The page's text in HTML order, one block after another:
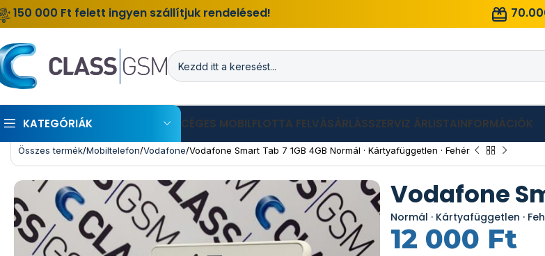
150 000 Ft felett ingyen szállítjuk rendelésed!
KATEGÓRIÁK CÉGES MOBILFLOTTA FELVÁSÁRLÁSSZERVIZ ÁRLISTAINFORMÁCIÓK
Összes termék Mobiltelefon Vodafone Vodafone Smart Tab 7 1GB 4GB Normál · Kártyafüggetlen · Fehér
Vodafone
Normál · Kártyafüggetlen ·
12 000 Ft